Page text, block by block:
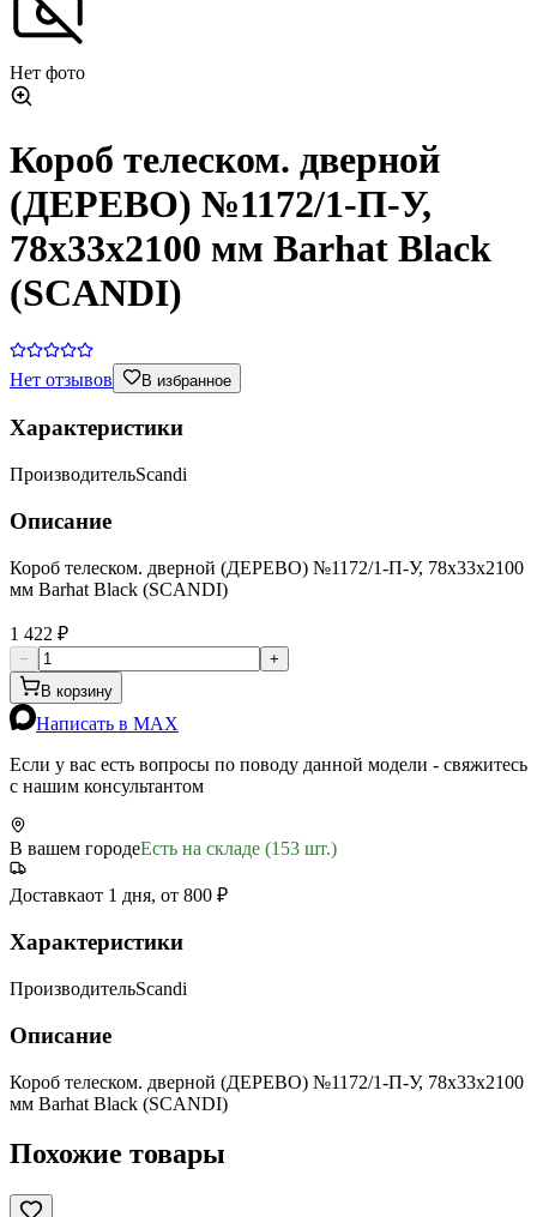
Нет фото
Короб телеском. дверной
(ДЕРЕВО) №1172/1-П-У,
78х33х2100 мм Barhat Black
(SCANDI)
Нет отзывов В избранное
Характеристики
ПроизводительScandi
Описание
Короб телеском. дверной (ДЕРЕВО) №1172/1-П-У, 78х33х2100
мм Barhat Black (SCANDI)
1 422 ₽
−
+
В корзину
Написать в MAX
Если у вас есть вопросы по поводу данной модели - свяжитесь
с нашим консультантом
В вашем городеЕсть на складе (153 шт.)
Доставкаот 1 дня, от 800 ₽
Характеристики
ПроизводительScandi
Описание
Короб телеском. дверной (ДЕРЕВО) №1172/1-П-У, 78х33х2100
мм Barhat Black (SCANDI)
Похожие товары